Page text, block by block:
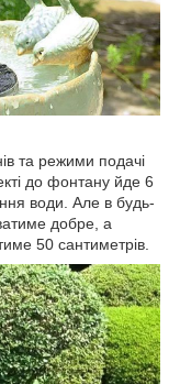
та режими подачі
до фонтану йде 6
води. Але в будь-
добре, а
50 сантиметрів.